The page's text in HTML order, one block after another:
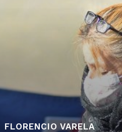
FLORENCIO VARELA